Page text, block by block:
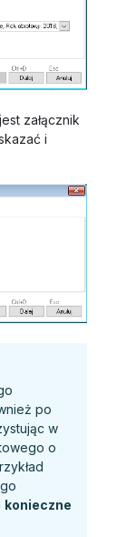
załącznik
i
po
w
o
konieczne